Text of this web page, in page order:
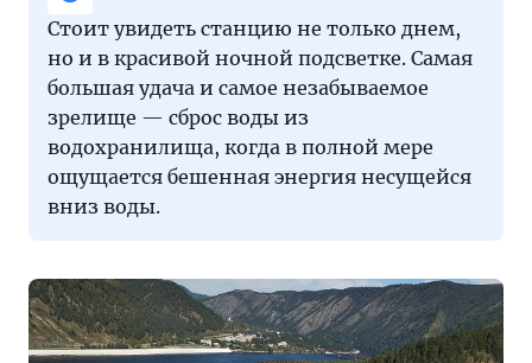
Стоит увидеть станцию не только днем,
но и в красивой ночной подсветке. Самая
большая удача и самое незабываемое
зрелище — сброс воды из
водохранилища, когда в полной мере
ощущается бешенная энергия несущейся
вниз воды.